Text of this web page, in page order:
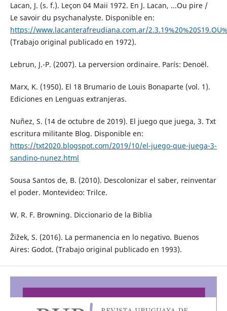
Lacan, J. (s. f.). Leçon 04 Maii 1972. En J. Lacan, ...Ou pire /
Le savoir du psychanalyste. Disponible en:
https://www.lacanterafreudiana.com.ar/
(Trabajo original publicado en 1972).
Lebrun, J.-P. (2007). La perversion ordinaire. París: Denoël.
Marx, K. (1950). El 18 Brumario de Louis Bonaparte (vol. 1).
Ediciones en Lenguas extranjeras.
Nuñez, S. (14 de octubre de 2019). El juego que juega, 3. Txt
escritura militante Blog. Disponible en:
https://txt2020.blogspot.com/2019/10/el-juego-que-juega-3-
sandino-nunez.html
Sousa Santos de, B. (2010). Descolonizar el saber, reinventar
el poder. Montevideo: Trilce.
W. R. F. Browning. Diccionario de la Biblia
Žižek, S. (2016). La permanencia en lo negativo. Buenos
Aires: Godot. (Trabajo original publicado en 1993).